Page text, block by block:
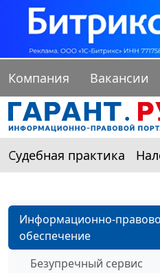
Компания Вакансии
Судебная практика
Информационно-
обеспечение
Безупречный сервис